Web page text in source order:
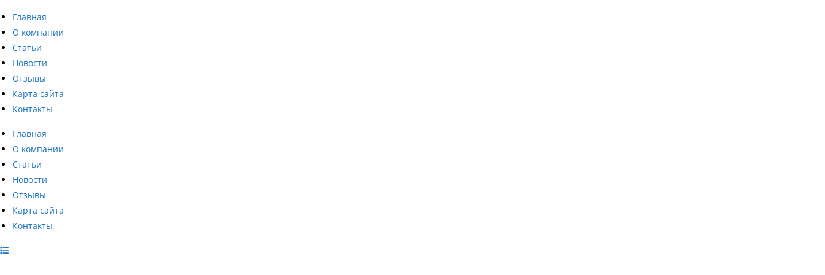
Перейти
к
содержимому
Главная
О компании
Статьи
Новости
Отзывы
Карта сайта
Контакты
Главная
О компании
Статьи
Новости
Отзывы
Карта сайта
Контакты